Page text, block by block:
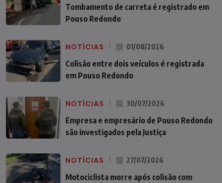
Tombamento de carreta é registrado em
Pouso Redondo
NOTÍCIAS 01/08/2026
Colisão entre dois veículos é registrada
em Pouso Redondo
NOTÍCIAS 30/07/2026
Empresa e empresário de Pouso Redondo
são investigados pela Justiça
NOTÍCIAS 27/07/2026
Motociclista morre após colisão com